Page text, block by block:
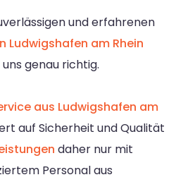
und erfahrenen
Ludwigshafen am Rhein
genau richtig.
aus Ludwigshafen am
auf Sicherheit und Qualität
daher nur mit
Personal aus